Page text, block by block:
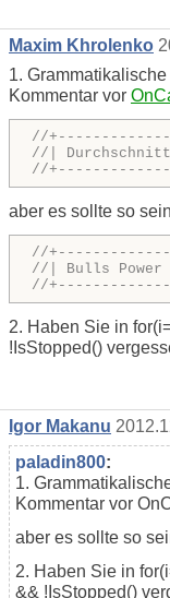
Maxim Khrolenko
1.
Kommentar vor
//
//|
//
aber es sollte so
//
//| Bulls Power
//
2. Haben Sie in for
!IsStopped()
Igor Makanu
paladin800:
1.
Kommentar vor
aber es sollte so
2. Haben Sie in for
&& !IsStopped()